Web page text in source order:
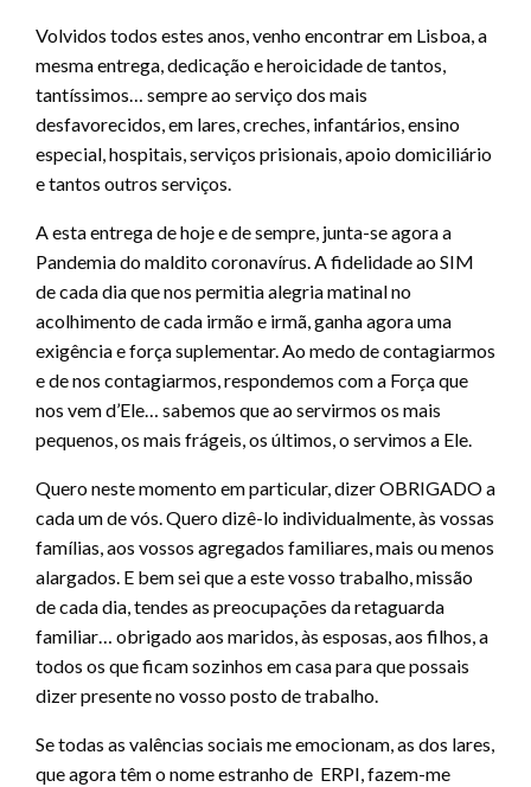
Volvidos todos estes anos, venho encontrar em Lisboa, a
mesma entrega, dedicação e heroicidade de tantos,
tantíssimos… sempre ao serviço dos mais
desfavorecidos, em lares, creches, infantários, ensino
especial, hospitais, serviços prisionais, apoio domiciliário
e tantos outros serviços.
A esta entrega de hoje e de sempre, junta-se agora a
Pandemia do maldito coronavírus. A fidelidade ao SIM
de cada dia que nos permitia alegria matinal no
acolhimento de cada irmão e irmã, ganha agora uma
exigência e força suplementar. Ao medo de contagiarmos
e de nos contagiarmos, respondemos com a Força que
nos vem d’Ele… sabemos que ao servirmos os mais
pequenos, os mais frágeis, os últimos, o servimos a Ele.
Quero neste momento em particular, dizer OBRIGADO a
cada um de vós. Quero dizê-lo individualmente, às vossas
famílias, aos vossos agregados familiares, mais ou menos
alargados. E bem sei que a este vosso trabalho, missão
de cada dia, tendes as preocupações da retaguarda
familiar… obrigado aos maridos, às esposas, aos filhos, a
todos os que ficam sozinhos em casa para que possais
dizer presente no vosso posto de trabalho.
Se todas as valências sociais me emocionam, as dos lares,
que agora têm o nome estranho de ERPI, fazem-me